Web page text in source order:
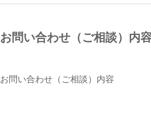
お問い合わせ（ご相談）内
お問い合わせ（ご相談）内容